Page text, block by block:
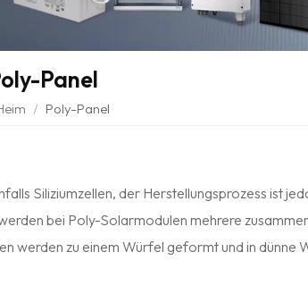
Panel
/ Poly-Panel
Siliziumzellen, der Herstellungsprozess ist
bei Poly-Solarmodulen mehrere
werden zu einem Würfel geformt und in dünne